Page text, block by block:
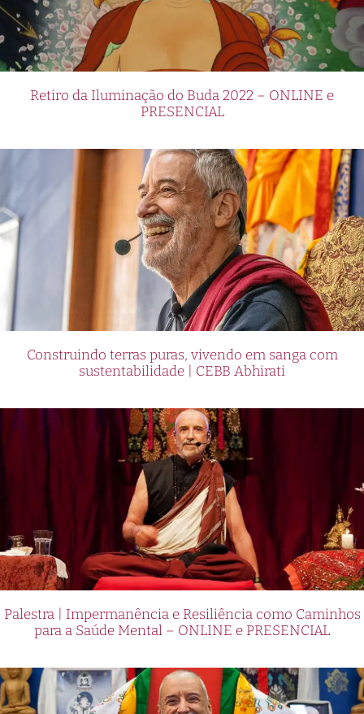
Retiro da Iluminação do Buda 2022 – ONLINE e
PRESENCIAL
Construindo terras puras, vivendo em sanga com
sustentabilidade | CEBB Abhirati
Palestra | Impermanência e Resiliência como Caminhos
para a Saúde Mental – ONLINE e PRESENCIAL